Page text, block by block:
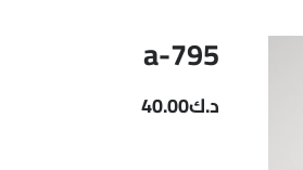
a-795
د.ك40.00